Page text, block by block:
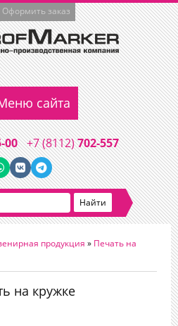
Оформить заказ
сайта
00 +7 (8112)702-557
продукция » Печать на
на кружке